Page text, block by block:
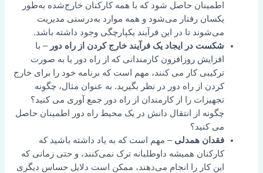
اطمینان حاصل شود که با همه کارکنان خارج‌شده به‌طور
یکسان رفتار می‌شود و همه موارد به‌درستی مدیریت
می‌شوند تا در این فرآیند یکپارچگی وجود داشته باشد.
شکست در ایجاد یک فرآیند خارج کردن از راه دور – با
افزایش روزافزون کارمندانی که از راه دور یا به صورت
ترکیبی کار می کنند، مهم است که برنامه خود را برای خارج
کردن از راه دور در نظر بگیرید. به عنوان مثال، چگونه
تجهیزات را از کارمندان از راه دور جمع آوری می کنید؟
چگونه از انتقال دانش در یک محیط راه دور اطمینان حاصل
می کنید؟
فقدان همدلی – مهم است که به یاد داشته باشید که
کارکنان همیشه داوطلبانه ترک نمی‌کنند، و حتی زمانی که
این کار را انجام می‌دهند، ممکن است دلایل حساس دیگری